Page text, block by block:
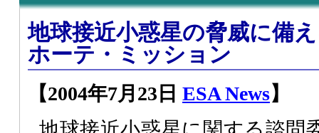
地球接近小惑星の脅威に備
ホーテ・ミッション
【2004年7月23日 ESA News】